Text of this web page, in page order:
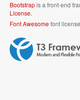
Bootstrapis a front-end
License.
Font Awesomefont